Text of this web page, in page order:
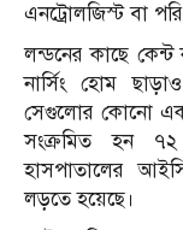
এনট্রোলজিস্ট বা
লন্ডনের কাছে
নার্সিং হোম
সেগুলোর কোনো
সংক্রমিত হন
হাসপাতালের
লড়তে হয়েছে।